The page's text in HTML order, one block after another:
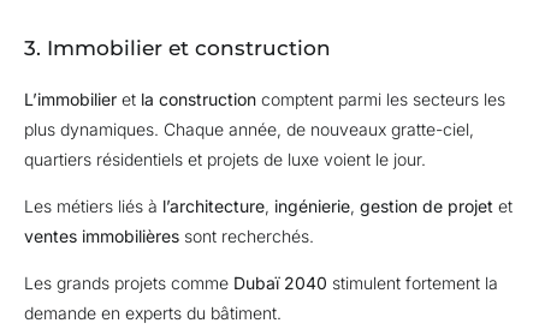
3. Immobilier et construction
L’immobilier et la construction comptent parmi les secteurs les
plus dynamiques. Chaque année, de nouveaux gratte-ciel,
quartiers résidentiels et projets de luxe voient le jour.
Les métiers liés à l’architecture, ingénierie, gestion de projet et
ventes immobilières sont recherchés.
Les grands projets comme Dubaï 2040 stimulent fortement la
demande en experts du bâtiment.